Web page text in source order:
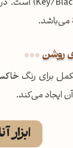
روشن
برای رنگ
ایجاد می‌کند.